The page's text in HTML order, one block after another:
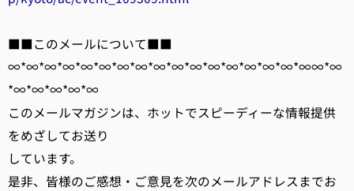
■■このメールについて■■
∞*∞*∞*∞*∞*∞*∞*∞*∞*∞*∞*∞*∞*∞*∞*∞*∞∞*∞
*∞*∞*∞*∞*∞
このメールマガジンは、ホットでスピーディーな情報提供
をめざしてお送り
しています。
是非、皆様のご感想・ご意見を次のメールアドレスまでお